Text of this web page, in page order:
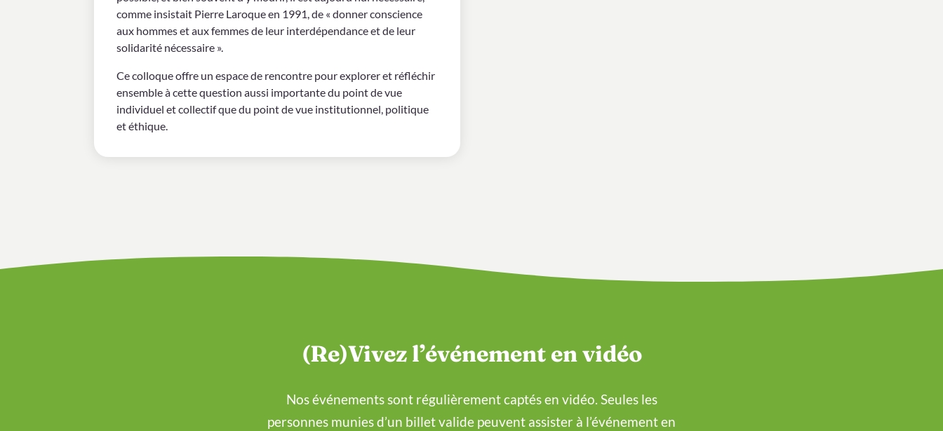
comme insistait Pierre Laroque en 1991, de « donner conscience
aux hommes et aux femmes de leur interdépendance et de leur
solidarité nécessaire ».
Ce colloque offre un espace de rencontre pour explorer et réfléchir
ensemble à cette question aussi importante du point de vue
individuel et collectif que du point de vue institutionnel, politique
et éthique.
(Re)Vivez l’événement en vidéo
Nos événements sont régulièrement captés en vidéo. Seules les
personnes munies d’un billet valide peuvent assister à l’événement en